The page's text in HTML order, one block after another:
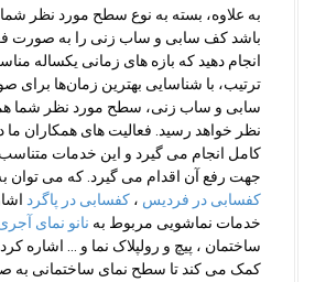
به علاوه، بسته به نوع سطح مورد نظر
باشد کف سابی و ساب زنی را به صورت
انجام دهید که بازه های زمانی یکساله
ترتیب، با شناسایی بهترین زمان‌ها
سابی و ساب زنى، سطح مورد نظر شما
نظر خواهد رسید. فعالیت های همکاران
کامل انجام می گیرد و این خدمات متناسب
جهت رفع آن اقدام می گیرد. که می توان
کفسابی در فردیس ، کفسابی در پاگرد
خدمات نماشویی مربوط به نانو نمای
ساختمان ، پیچ و رولپلاک نما و … اشاره
کمک می کند تا سطح نمای ساختمانی به